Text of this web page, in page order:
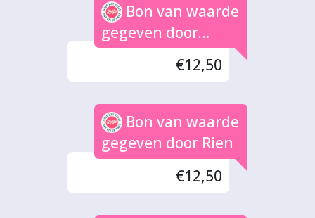
Bon van waarde
gegeven door
Brigitte
€12,50
Bon van waarde
gegeven door Rien
€12,50